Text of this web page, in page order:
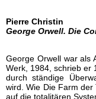
Pierre Christin
George Orwell. Die
George Orwell war als
Werk, 1984, schrieb er
durch ständige
wird. Wie Die Farm
auf die totalitären